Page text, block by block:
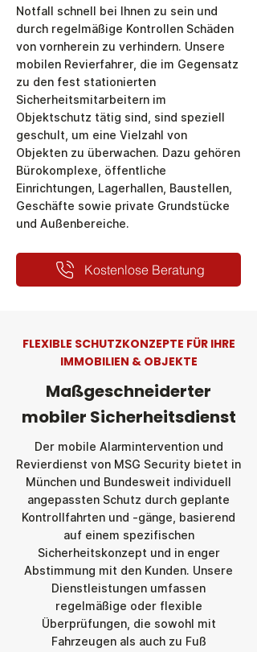
Notfall schnell bei Ihnen zu sein und
durch regelmäßige Kontrollen Schäden
von vornherein zu verhindern. Unsere
mobilen Revierfahrer, die im Gegensatz
zu den fest stationierten
Sicherheitsmitarbeitern im
Objektschutz tätig sind, sind speziell
geschult, um eine Vielzahl von
Objekten zu überwachen. Dazu gehören
Bürokomplexe, öffentliche
Einrichtungen, Lagerhallen, Baustellen,
Geschäfte sowie private Grundstücke
und Außenbereiche.
Kostenlose Beratung
FLEXIBLE SCHUTZKONZEPTE FÜR IHRE
IMMOBILIEN & OBJEKTE
Maßgeschneiderter
mobiler Sicherheitsdienst
Der mobile Alarmintervention und
Revierdienst von MSG Security bietet in
München und Bundesweit individuell
angepassten Schutz durch geplante
Kontrollfahrten und -gänge, basierend
auf einem spezifischen
Sicherheitskonzept und in enger
Abstimmung mit den Kunden. Unsere
Dienstleistungen umfassen
regelmäßige oder flexible
Überprüfungen, die sowohl mit
Fahrzeugen als auch zu Fuß